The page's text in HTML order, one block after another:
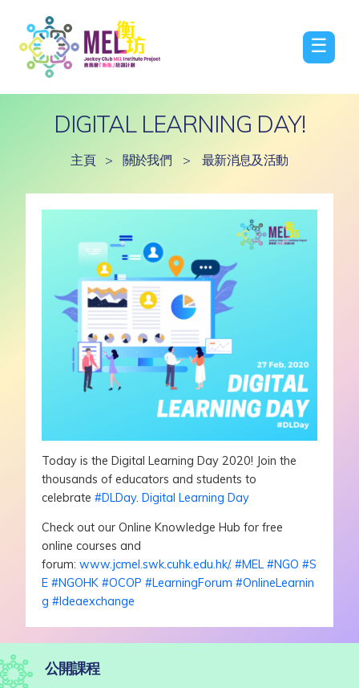
☰
DIGITAL LEARNING DAY!
主頁 > 關於我們 > 最新消息及活動
Today is the Digital Learning Day 2020! Join the
thousands of educators and students to
celebrate#DLDay.Digital Learning Day
Check out our Online Knowledge Hub for free
online courses and
forum:www.jcmel.swk.cuhk.edu.hk/.#MEL #NGO #S
E #NGOHK #OCOP #LearningForum #OnlineLearnin
g #Ideaexchange
公開課程